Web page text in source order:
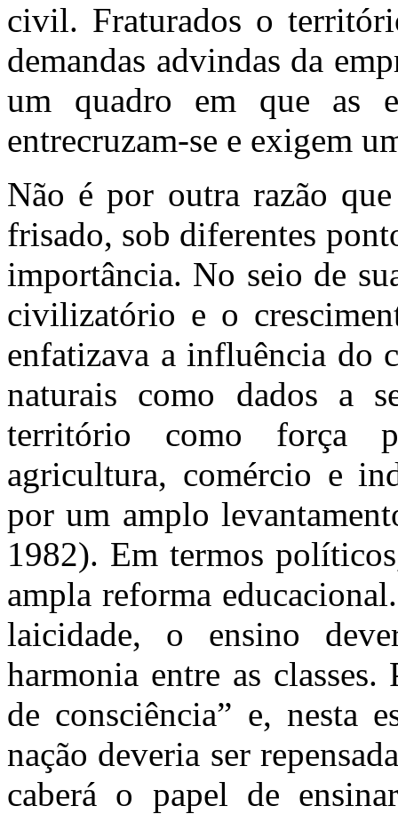
civil. Fraturados o
demandas advindas da
um quadro em que as
entrecruzam-se e exigem
Não é por outra razão
frisado, sob diferentes
importância. No seio de
civilizatório e o
enfatizava a influência do
naturais como dados a
território como força
agricultura, comércio e
por um amplo
1982). Em termos
ampla reforma
laicidade, o ensino
harmonia entre as
de consciência” e, nesta
nação deveria ser
caberá o papel de